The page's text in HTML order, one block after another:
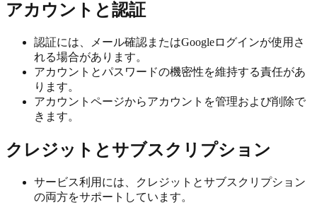
アカウントと認証
認証には、メール確認またはGoogleログインが使用さ
れる場合があります。
アカウントとパスワードの機密性を維持する責任があ
ります。
アカウントページからアカウントを管理および削除で
きます。
クレジットとサブスクリプション
サービス利用には、クレジットとサブスクリプション
の両方をサポートしています。